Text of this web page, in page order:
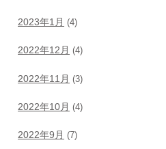
2023年1月 (4)
2022年12月 (4)
2022年11月 (3)
2022年10月 (4)
2022年9月 (7)